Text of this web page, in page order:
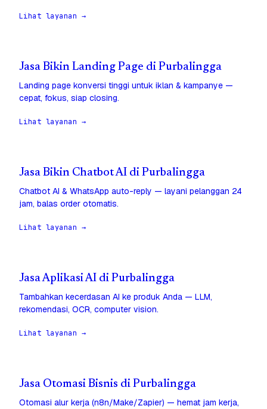
Lihat layanan →
Jasa Bikin Landing Page di Purbalingga
Landing page konversi tinggi untuk iklan & kampanye —
cepat, fokus, siap closing.
Lihat layanan →
Jasa Bikin Chatbot AI di Purbalingga
Chatbot AI & WhatsApp auto-reply — layani pelanggan 24
jam, balas order otomatis.
Lihat layanan →
Jasa Aplikasi AI di Purbalingga
Tambahkan kecerdasan AI ke produk Anda — LLM,
rekomendasi, OCR, computer vision.
Lihat layanan →
Jasa Otomasi Bisnis di Purbalingga
Otomasi alur kerja (n8n/Make/Zapier) — hemat jam kerja,